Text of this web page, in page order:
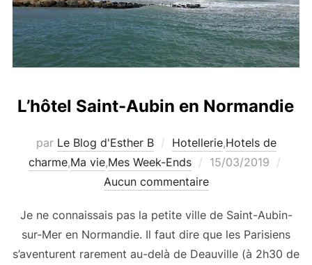
L’hôtel Saint-Aubin en Normandie
par Le Blog d'Esther B Hotellerie,Hotels de
charme,Ma vie,Mes Week-Ends
Publié
le
15/03/2019
Aucun commentaire
Je ne connaissais pas la petite ville de Saint-Aubin-
sur-Mer en Normandie. Il faut dire que les Parisiens
s’aventurent rarement au-delà de Deauville (à 2h30 de